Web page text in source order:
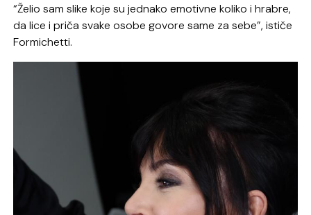
“Želio sam slike koje su jednako emotivne koliko i hrabre,
da lice i priča svake osobe govore same za sebe”, ističe
Formichetti.